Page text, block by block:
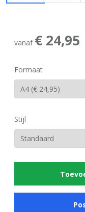
vanaf € 24,95
Formaat
Stijl